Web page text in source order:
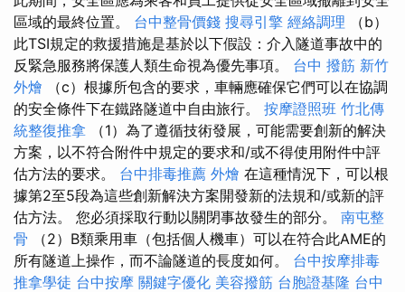
區域的最終位置。 台中整骨價錢 搜尋引擎 經絡調理 （b）
此TSI規定的救援措施是基於以下假設：介入隧道事故中的
反緊急服務將保護人類生命視為優先事項。 台中 撥筋 新竹
外燴 （c）根據所包含的要求，車輛應確保它們可以在協調
的安全條件下在鐵路隧道中自由旅行。 按摩證照班 竹北傳
統整復推拿 （1）為了遵循技術發展，可能需要創新的解決
方案，以不符合附件中規定的要求和/或不得使用附件中評
估方法的要求。 台中排毒推薦 外燴 在這種情況下，可以根
據第2至5段為這些創新解決方案開發新的法規和/或新的評
估方法。 您必須採取行動以關閉事故發生的部分。 南屯整
骨 （2）B類乘用車（包括個人機車）可以在符合此AME的
所有隧道上操作，而不論隧道的長度如何。 台中按摩排毒
推拿學徒 台中按摩 關鍵字優化 美容撥筋 台胞證基隆 台中